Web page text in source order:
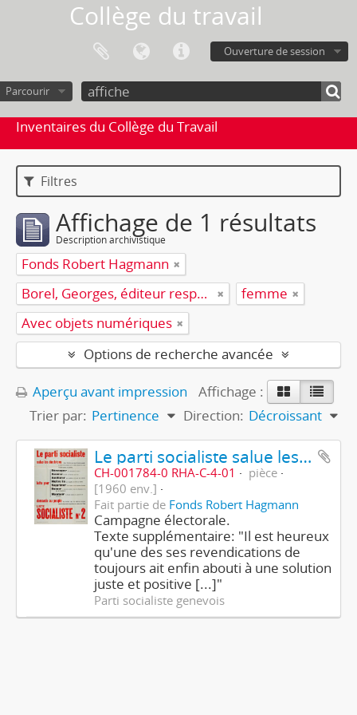
Collège du travail
Ouverture de session
Parcourir
Inventaires du Collège du Travail
Filtres
Affichage de 1 résultats
Description archivistique
Fonds Robert Hagmann
Borel, Georges, éditeur responsable
femme
Avec objets numériques
Options de recherche avancée
Aperçu avant impression
Affichage :
Trier par: Pertinence Direction: Décroissant
Le parti socialiste salue les électrices - Liste socialiste N° 2
CH-001784-0 RHA-C-4-01
pièce
[1960 env.]
Fait partie de Fonds Robert Hagmann
Campagne électorale.
Texte supplémentaire: "Il est heureux
qu'une des ses revendications de
toujours ait enfin abouti à une solution
juste et positive [...]"
Parti socialiste genevois